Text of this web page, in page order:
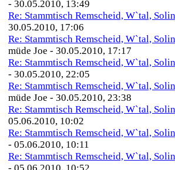
- 30.05.2010, 13:49
Re: Stammtisch Remscheid, W`tal,
30.05.2010, 17:06
Re: Stammtisch Remscheid, W`tal,
müde Joe - 30.05.2010, 17:17
Re: Stammtisch Remscheid, W`tal,
- 30.05.2010, 22:05
Re: Stammtisch Remscheid, W`tal,
müde Joe - 30.05.2010, 23:38
Re: Stammtisch Remscheid, W`tal,
05.06.2010, 10:02
Re: Stammtisch Remscheid, W`tal,
- 05.06.2010, 10:11
Re: Stammtisch Remscheid, W`tal,